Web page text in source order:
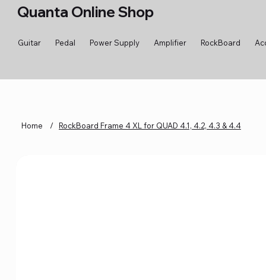
Quanta Online Shop
Guitar Pedal Power Supply Amplifier RockBoard
Home / RockBoard Frame 4 XL for QUAD 4.1, 4.2, 4.3 & 4.4